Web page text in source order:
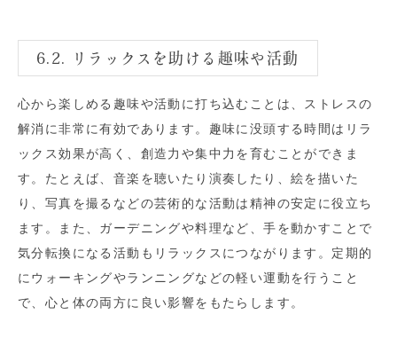
6.2. リラックスを助ける趣味や活動
心から楽しめる趣味や活動に打ち込むことは、ストレスの
解消に非常に有効であります。趣味に没頭する時間はリラ
ックス効果が高く、創造力や集中力を育むことができま
す。たとえば、音楽を聴いたり演奏したり、絵を描いた
り、写真を撮るなどの芸術的な活動は精神の安定に役立ち
ます。また、ガーデニングや料理など、手を動かすことで
気分転換になる活動もリラックスにつながります。定期的
にウォーキングやランニングなどの軽い運動を行うこと
で、心と体の両方に良い影響をもたらします。